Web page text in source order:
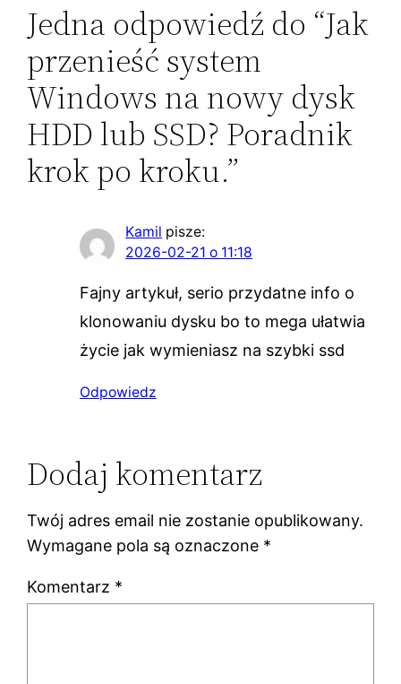
Jedna odpowiedź do “Jak
przenieść system
Windows na nowy dysk
HDD lub SSD? Poradnik
krok po kroku.”
Kamil pisze:
2026-02-21 o 11:18
Fajny artykuł, serio przydatne info o
klonowaniu dysku bo to mega ułatwia
życie jak wymieniasz na szybki ssd
Odpowiedz
Dodaj komentarz
Twój adres email nie zostanie opublikowany.
Wymagane pola są oznaczone *
Komentarz *